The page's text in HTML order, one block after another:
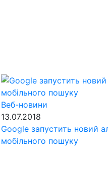
Веб-новини
13.07.2018
Google запустить новий
мобільного пошуку